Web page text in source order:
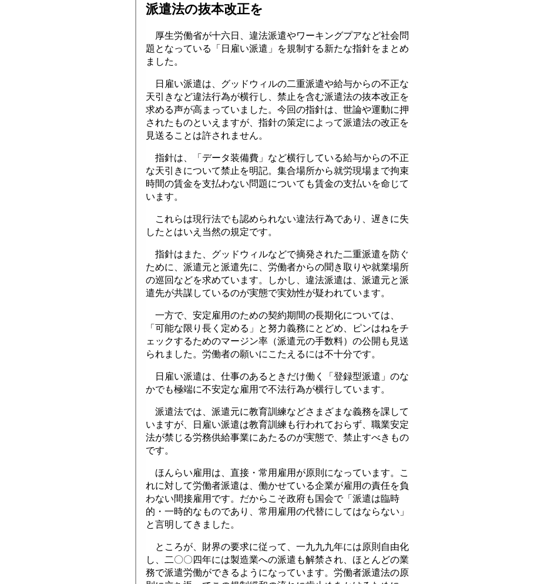
派遣法の抜本改正を
厚生労働省が十六日、違法派遣やワーキングプアなど社会問
題となっている「日雇い派遣」を規制する新たな指針をまとめ
ました。
日雇い派遣は、グッドウィルの二重派遣や給与からの不正な
天引きなど違法行為が横行し、禁止を含む派遣法の抜本改正を
求める声が高まっていました。今回の指針は、世論や運動に押
されたものといえますが、指針の策定によって派遣法の改正を
見送ることは許されません。
指針は、「データ装備費」など横行している給与からの不正
な天引きについて禁止を明記。集合場所から就労現場まで拘束
時間の賃金を支払わない問題についても賃金の支払いを命じて
います。
これらは現行法でも認められない違法行為であり、遅きに失
したとはいえ当然の規定です。
指針はまた、グッドウィルなどで摘発された二重派遣を防ぐ
ために、派遣元と派遣先に、労働者からの聞き取りや就業場所
の巡回などを求めています。しかし、違法派遣は、派遣元と派
遣先が共謀しているのが実態で実効性が疑われています。
一方で、安定雇用のための契約期間の長期化については、
「可能な限り長く定める」と努力義務にとどめ、ピンはねをチ
ェックするためのマージン率（派遣元の手数料）の公開も見送
られました。労働者の願いにこたえるには不十分です。
日雇い派遣は、仕事のあるときだけ働く「登録型派遣」のな
かでも極端に不安定な雇用で不法行為が横行しています。
派遣法では、派遣元に教育訓練などさまざまな義務を課して
いますが、日雇い派遣は教育訓練も行われておらず、職業安定
法が禁じる労務供給事業にあたるのが実態で、禁止すべきもの
です。
ほんらい雇用は、直接・常用雇用が原則になっています。こ
れに対して労働者派遣は、働かせている企業が雇用の責任を負
わない間接雇用です。だからこそ政府も国会で「派遣は臨時
的・一時的なものであり、常用雇用の代替にしてはならない」
と言明してきました。
ところが、財界の要求に従って、一九九九年には原則自由化
し、二〇〇四年には製造業への派遣も解禁され、ほとんどの業
務で派遣労働ができるようになっています。労働者派遣法の原